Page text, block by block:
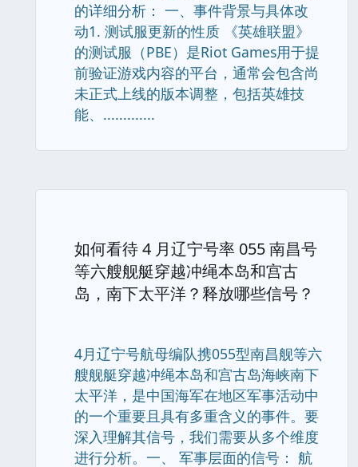
的详细分析： 一、事件背景与具体改
动1. 测试服更新的性质 《英雄联盟》
的测试服（PBE）是Riot Games用于提
前验证游戏内容的平台，通常会包含尚
未正式上线的版本调整，包括英雄技
能、.............
如何看待 4 月辽宁号率 055 南昌号
等六艘舰艇穿越冲绳本岛和宫古
岛，南下太平洋？释放哪些信号？
4月辽宁号航母编队携055型南昌舰等六
艘舰艇穿越冲绳本岛和宫古岛海峡南下
太平洋，是中国海军在地区军事活动中
的一个重要且具有多重含义的事件。要
深入理解其信号，我们需要从多个维度
进行分析。一、 军事层面的信号： 航